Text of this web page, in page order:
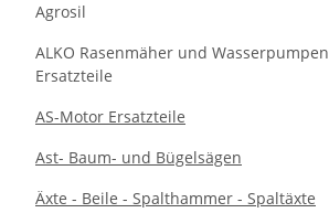
Agrosil
ALKO Rasenmäher und Wasserpumpen
Ersatzteile
AS-Motor Ersatzteile
Ast- Baum- und Bügelsägen
Äxte - Beile - Spalthammer - Spaltäxte